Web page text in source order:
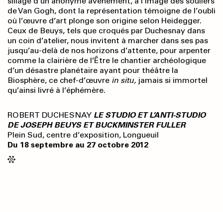
de Van Gogh, dont la représentation témoigne de l’oubli
où l’œuvre d’art plonge son origine selon Heidegger.
Ceux de Beuys, tels que croqués par Duchesnay dans
un coin d’atelier, nous invitent à marcher dans ses pas
jusqu’au-delà de nos horizons d’attente, pour arpenter
comme la clairière de l’Être le chantier archéologique
d’un désastre planétaire ayant pour théâtre la
Biosphère, ce chef-d’œuvre in situ, jamais si immortel
qu’ainsi livré à l’éphémère.
ROBERT DUCHESNAY LE STUDIO ET L’ANTI-STUDIO
DE JOSEPH BEUYS ET BUCKMINSTER FULLER
Plein Sud, centre d’exposition, Longueuil
Du 18 septembre au 27 octobre 2012